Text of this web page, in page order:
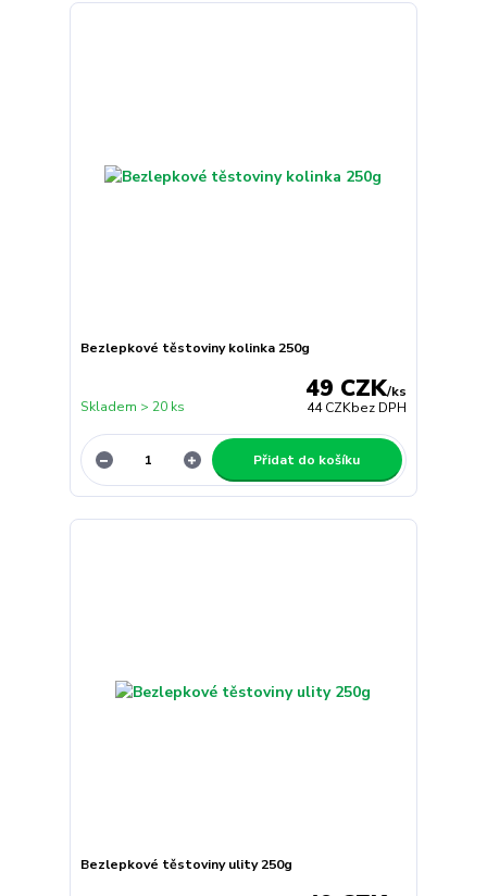
Bezlepkové těstoviny kolinka 250g
49 CZK/ks
44 CZKbez DPH
Skladem > 20 ks
Přidat do košíku
Bezlepkové těstoviny ulity 250g